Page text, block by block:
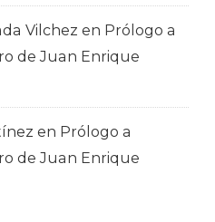
Vilchez en Prólogo a
de Juan Enrique
en Prólogo a
de Juan Enrique